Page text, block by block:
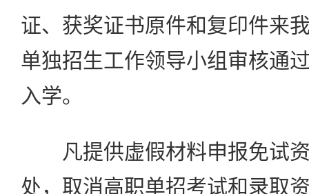
证、获奖证书原件和复印件来
单独招生工作领导小组审核通
入学。
凡提供虚假材料申报免试资
处，取消高职单招考试和录取